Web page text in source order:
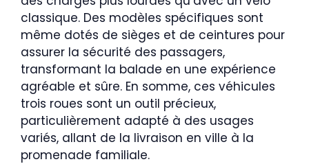
classique. Des modèles spécifiques sont
même dotés de sièges et de ceintures pour
assurer la sécurité des passagers,
transformant la balade en une expérience
agréable et sûre. En somme, ces véhicules
trois roues sont un outil précieux,
particulièrement adapté à des usages
variés, allant de la livraison en ville à la
promenade familiale.